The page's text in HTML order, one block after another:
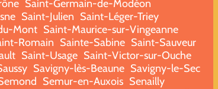
Saint-Germain-de-Modéon
Saint-Julien Saint-Léger-Triey
Mont Saint-Maurice-sur-Vingeanne
Romain Sainte-Sabine Saint-Sauveur
Saint-Usage Saint-Victor-sur-Ouche
Savigny-lès-Beaune Savigny-le-Sec
Semur-en-Auxois Senailly